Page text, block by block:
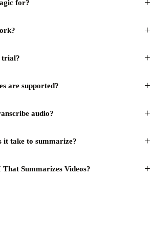
for? +
+
trial? +
are supported? +
audio? +
it take to summarize? +
Summarizes Videos? +